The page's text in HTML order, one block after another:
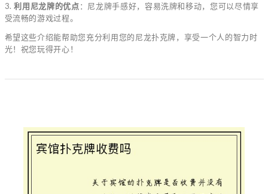
3.利用尼龙牌的优点：尼龙牌手感好，容易洗牌和移动，您可以尽情享
受流畅的游戏过程。
希望这些介绍能帮助您充分利用您的尼龙扑克牌，享受一个人的智力时
光！祝您玩得开心！